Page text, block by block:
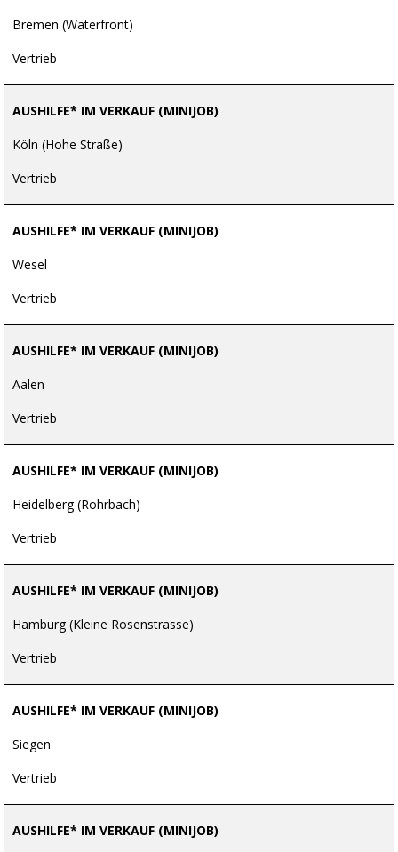
Bremen (Waterfront)
Vertrieb
AUSHILFE* IM VERKAUF (MINIJOB)
Köln (Hohe Straße)
Vertrieb
AUSHILFE* IM VERKAUF (MINIJOB)
Wesel
Vertrieb
AUSHILFE* IM VERKAUF (MINIJOB)
Aalen
Vertrieb
AUSHILFE* IM VERKAUF (MINIJOB)
Heidelberg (Rohrbach)
Vertrieb
AUSHILFE* IM VERKAUF (MINIJOB)
Hamburg (Kleine Rosenstrasse)
Vertrieb
AUSHILFE* IM VERKAUF (MINIJOB)
Siegen
Vertrieb
AUSHILFE* IM VERKAUF (MINIJOB)